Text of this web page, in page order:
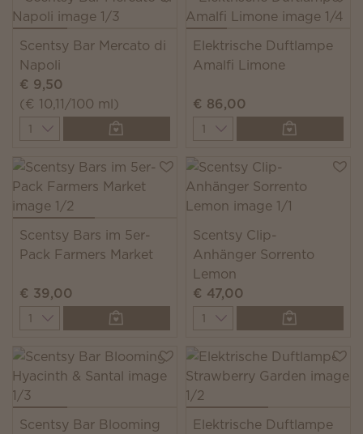
Scentsy Bar Mercato di
Napoli
€ 9,50
(€ 10,11/100 ml)
Quantity
Elektrische Duftlampe
Amalfi Limone
€ 86,00
Quantity
Scentsy Bars im 5er-
Pack Farmers Market
€ 39,00
Quantity
Scentsy Clip-
Anhänger Sorrento
Lemon
€ 47,00
Quantity
Scentsy Bar Blooming
Elektrische Duftlampe